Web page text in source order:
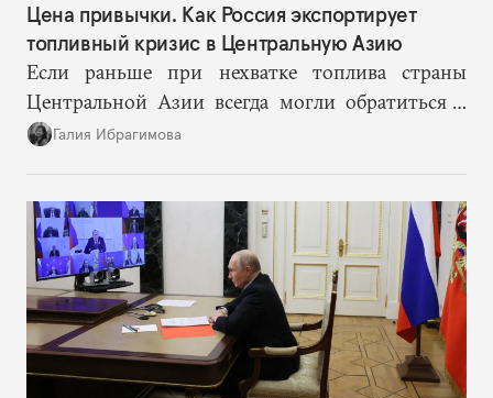
Цена привычки. Как Россия экспортирует
топливный кризис в Центральную Азию
Если раньше при нехватке топлива страны
Центральной Азии всегда могли обратиться к
Москве за дополнительными объемами, то
Галия Ибрагимова